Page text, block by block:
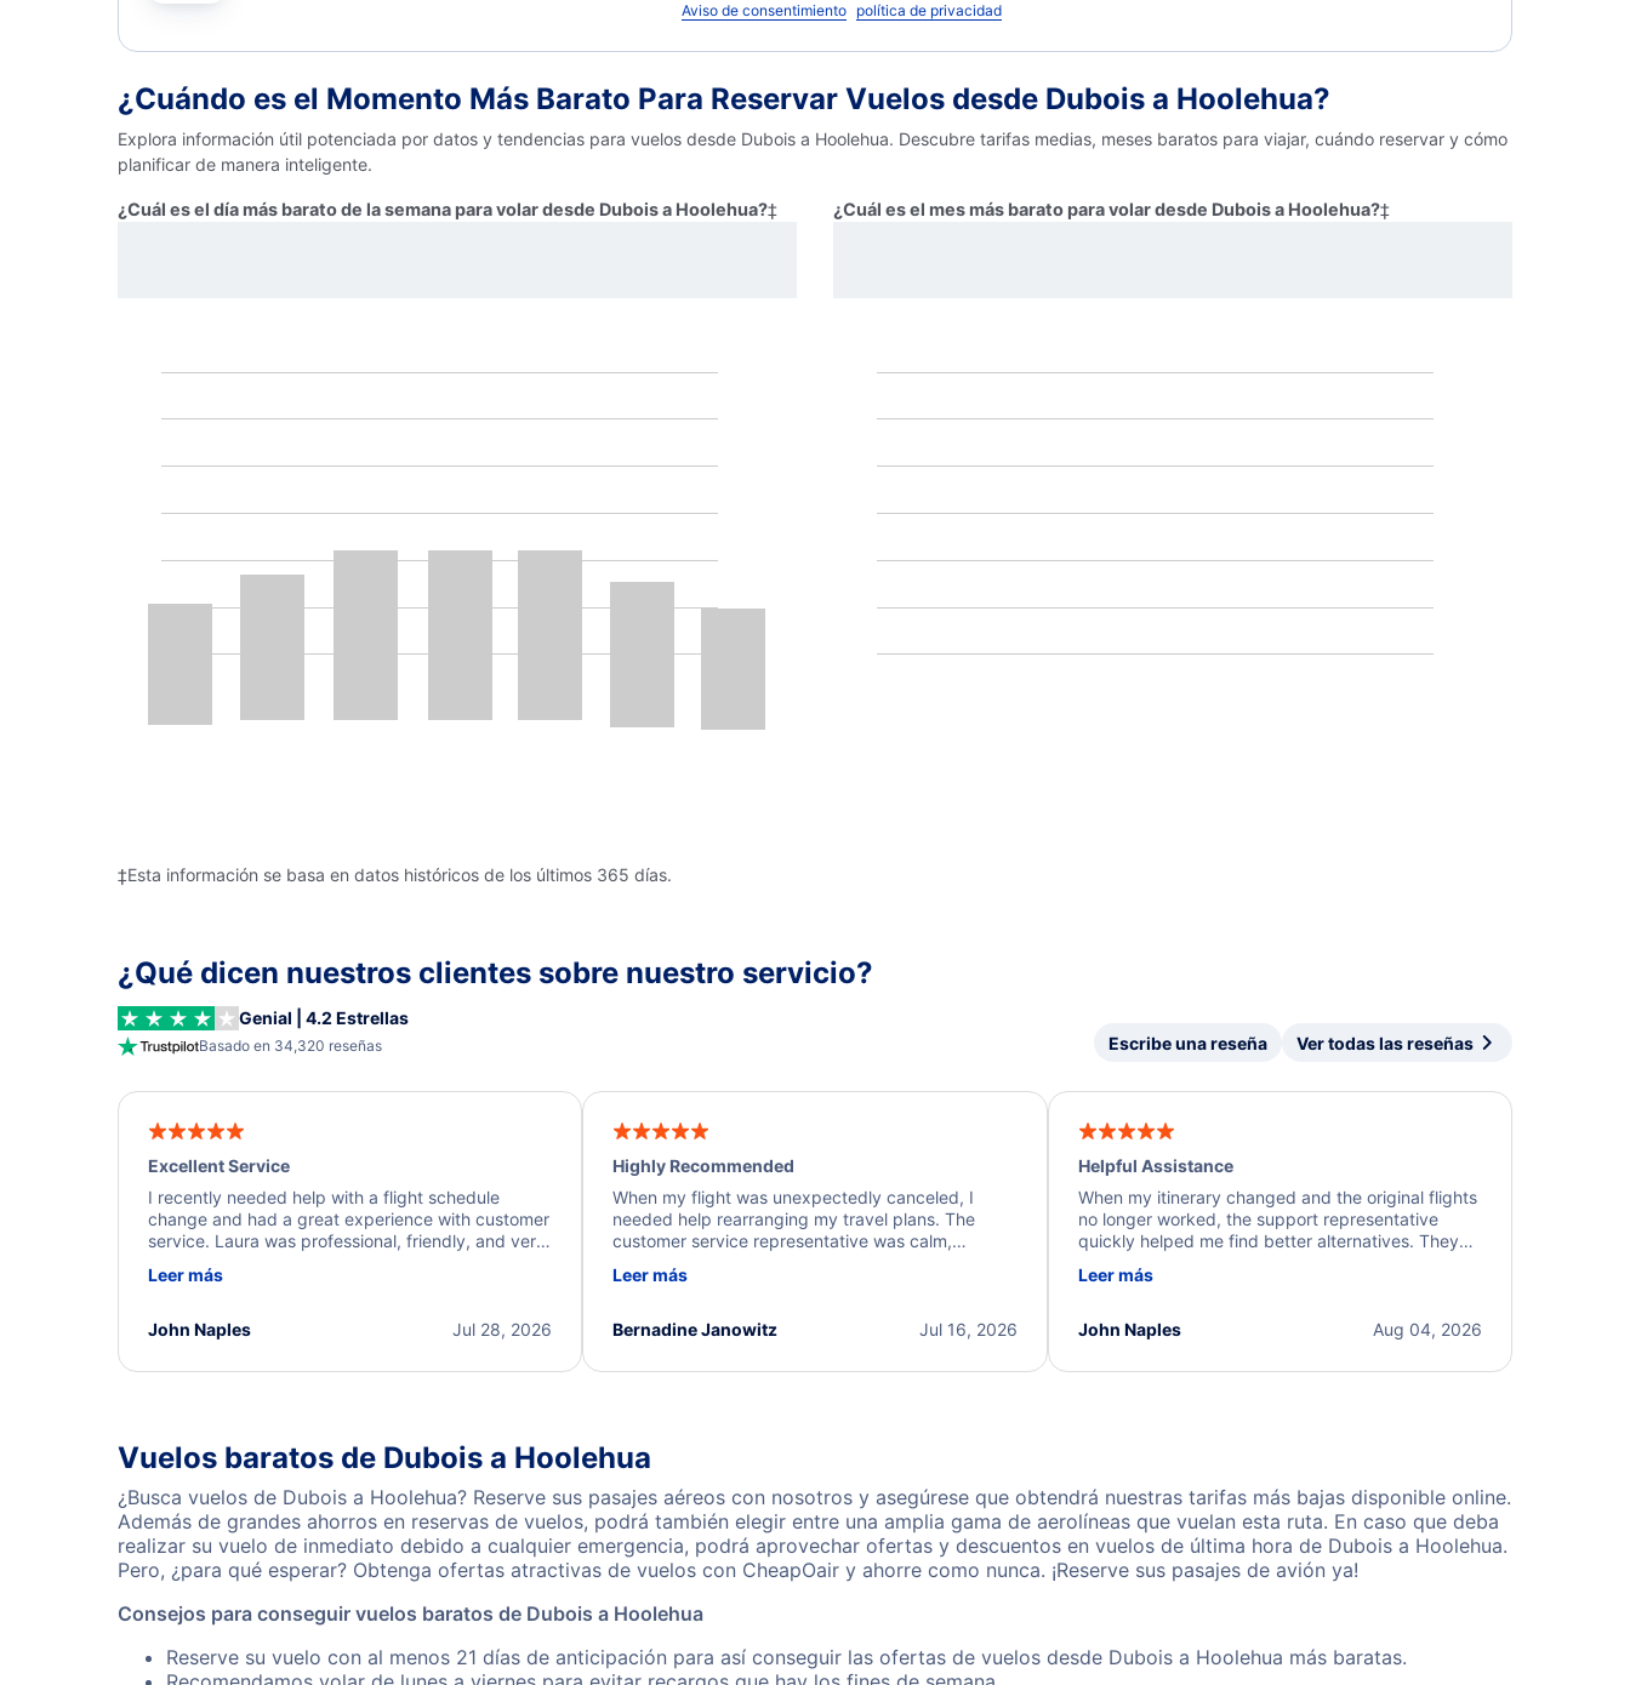
Aviso de consentimiento política de privacidad
¿Cuándo es el Momento Más Barato Para Reservar Vuelos desde Dubois a Hoolehua?
Explora información útil potenciada por datos y tendencias para vuelos desde Dubois a Hoolehua. Descubre tarifas medias, meses baratos para viajar, cuándo reservar y cómo
planificar de manera inteligente.
¿Cuál es el día más barato de la semana para volar desde Dubois a Hoolehua?‡ ¿Cuál es el mes más barato para volar desde Dubois a Hoolehua?‡
‡Esta información se basa en datos históricos de los últimos 365 días.
¿Qué dicen nuestros clientes sobre nuestro servicio?
Genial | 4.2 Estrellas
Basado en 34,320 reseñas Escribe una reseña Ver todas las reseñas
Excellent Service
I recently needed help with a flight schedule
change and had a great experience with customer
service. Laura was professional, friendly, and very
a solution and kept me informed of the next steps.
Leer más
Jul 28, 2026
John Naples
Highly Recommended
When my flight was unexpectedly canceled, I
needed help rearranging my travel plans. The
customer service representative was calm,
process. They quickly found alternative flight
I truly appreciate the excellent support and
Leer más
Jul 16, 2026
Bernadine Janowitz
Helpful Assistance
When my itinerary changed and the original flights
no longer worked, the support representative
quickly helped me find better alternatives. They
beyond to resolve the issue. I'm grateful for the
Leer más
Aug 04, 2026
John Naples
Vuelos baratos de Dubois a Hoolehua
¿Busca vuelos de Dubois a Hoolehua? Reserve sus pasajes aéreos con nosotros y asegúrese que obtendrá nuestras tarifas más bajas disponible online.
Además de grandes ahorros en reservas de vuelos, podrá también elegir entre una amplia gama de aerolíneas que vuelan esta ruta. En caso que deba
realizar su vuelo de inmediato debido a cualquier emergencia, podrá aprovechar ofertas y descuentos en vuelos de última hora de Dubois a Hoolehua.
Pero, ¿para qué esperar? Obtenga ofertas atractivas de vuelos con CheapOair y ahorre como nunca. ¡Reserve sus pasajes de avión ya!
Consejos para conseguir vuelos baratos de Dubois a Hoolehua
Reserve su vuelo con al menos 21 días de anticipación para así conseguir las ofertas de vuelos desde Dubois a Hoolehua más baratas.